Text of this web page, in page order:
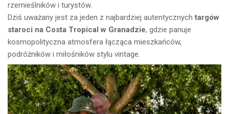
rzemieślników i turystów.
Dziś uważany jest za jeden z najbardziej autentycznych targów
staroci na Costa Tropical w Granadzie, gdzie panuje
kosmopolityczna atmosfera łącząca mieszkańców,
podróżników i miłośników stylu vintage.